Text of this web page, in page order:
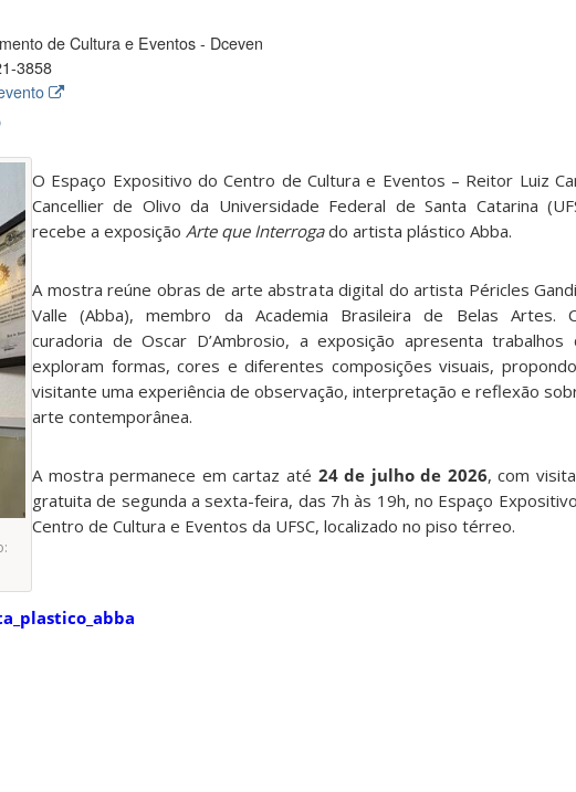
de Cultura e Eventos - Dceven
3858
O Espaço Expositivo do Centro de Cultura e Eventos – Reitor Luiz
Cancellier de Olivo da Universidade Federal de Santa Catarina
recebe a exposição Arte que Interrogado artista plástico Abba.
A mostra reúne obras de arte abstrata digital do artista Péricles
Valle (Abba), membro da Academia Brasileira de Belas Artes.
curadoria de Oscar D’Ambrosio, a exposição apresenta trabalhos
exploram formas, cores e diferentes composições visuais,
visitante uma experiência de observação, interpretação e reflexão
arte contemporânea.
A mostra permanece em cartaz até 24 de julho de 2026, com
gratuita de segunda a sexta-feira, das 7h às 19h, no Espaço
Centro de Cultura e Eventos da UFSC, localizado no piso térreo.